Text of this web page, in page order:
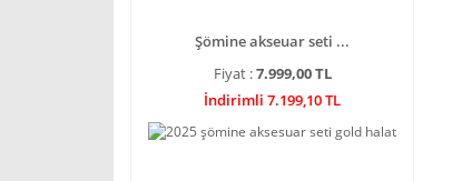
Şömine akseuar seti ...
Fiyat :7.999,00 TL
İndirimli 7.199,10 TL